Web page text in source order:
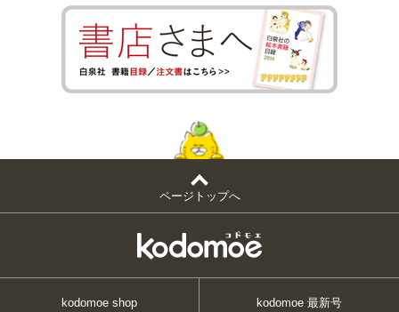
ページトップへ
kodomoe shop kodomoe 最新号